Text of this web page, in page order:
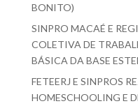
BONITO)
SINPRO MACAÉ E
COLETIVA DE
BÁSICA DA BASE
FETEERJ E SINPROS
HOMESCHOOLING E